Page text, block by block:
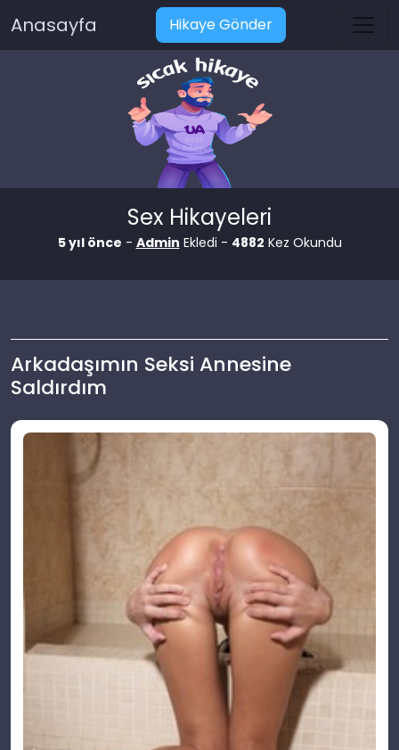
Anasayfa Hikaye Gönder
Sex Hikayeleri
5 yıl önce - Admin Ekledi - 4882 Kez Okundu
Arkadaşımın Seksi Annesine
Saldırdım